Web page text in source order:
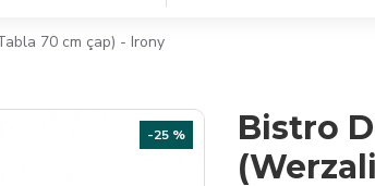
70 cm çap) - Irony
-25 %
Bistro